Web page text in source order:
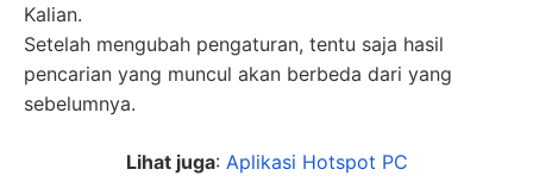
Kalian.
Setelah mengubah pengaturan, tentu saja hasil
pencarian yang muncul akan berbeda dari yang
sebelumnya.
Lihat juga: Aplikasi Hotspot PC